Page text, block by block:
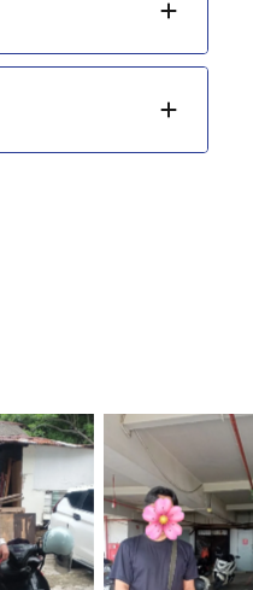
Jakarta
Cityplaza
Jatinegara